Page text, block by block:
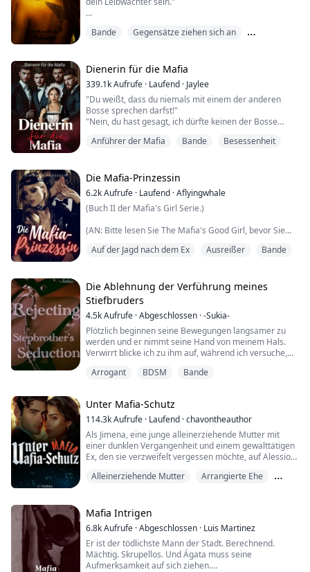
schwanengleichen Hals und...
das sie gerade geschluckt hatte, ging in die falsche
Großartig. Einfach großartig. Dachte sie. Gerade als
sie dachte, sie hätte den nervigen Mann endgültig aus
ihrem ...
Bande
Gegensätze ziehen sich an
Dienerin für die Mafia
339.1kAufrufe · Laufend · Jaylee
"Du weißt, dass du niemals mit einem der anderen
Bosse sprechen darfst!"
"Nein, du hast gesagt, ich dürfte keinen der Bosse
Alex lachte humorlos, seine Lippen verzogen sich zu
"Im Ernst?"
Alex kam auf mich zu, seine kräftige Brust drückt...
Anführer der Mafia Bande Besessenheit
Die Mafia-Prinzessin
6.2kAufrufe · Laufend ·Aflyingwhale
(Buch II der Mafia's Girl Serie.)
(AN: Bitte lesen Sie The Mafia's Good Girl, bevor Sie
sagte Damon plötzlich. Er zog ein Blatt Papier heraus
und schob es Violet entgegen.
„Was ist das?“ fragte sie.
„Eine schriftliche Vereinbarung über den Preis unseres
Verkaufs“, antwor...
Auf der Jagd nach dem Ex Ausreißer Bande
Die Ablehnung der Verführung meines
Stiefbruders
4.5kAufrufe ·Abgeschlossen ·-Sukia-
Plötzlich beginnen seine Bewegungen langsamer zu
werden und er nimmt seine Hand von meinem Hals.
Verwirrt blicke ich zu ihm auf, während ich versuche,
dass er schon fertig ist... oder? Meine nasse
Klirren einer Metallkette hörte. Er beugte sich z...
Arrogant BDSM Bande
Unter Mafia-Schutz
114.3kAufrufe · Laufend ·chavontheauthor
Als Jimena, eine junge alleinerziehende Mutter mit
einer dunklen Vergangenheit und einem gewalttätigen
Ex, den sie verzweifelt vergessen möchte, auf Alessio
ihre Welt auf den Kopf gestellt.
Fanucci-Villa zu arbeiten und so viel Abstand wie
möglich zu den drei berüchtigten Fanucci-Brüdern zu ...
Alleinerziehende Mutter
Arrangierte Ehe
Mafia Intrigen
6.8kAufrufe ·Abgeschlossen · Luis Martinez
Er ist der tödlichste Mann der Stadt. Berechnend.
Mächtig. Skrupellos. Und Ágata muss seine
Aufmerksamkeit auf sich ziehen.